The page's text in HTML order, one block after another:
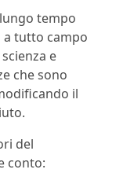
tempo
a tutto campo
e
che sono
il
del
conto: